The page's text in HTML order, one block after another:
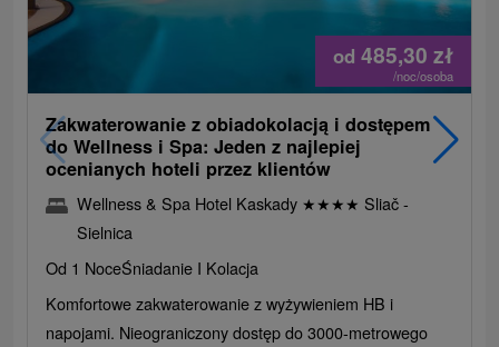
od 485,30 zł
/noc/osoba
Zakwaterowanie z obiadokolacją i dostępem
do Wellness i Spa: Jeden z najlepiej
ocenianych hoteli przez klientów
Wellness & Spa Hotel Kaskady ★★★★ Sliač -
Sielnica
Od 1 NoceŚniadanie I Kolacja
Komfortowe zakwaterowanie z wyżywieniem HB i
napojami. Nieograniczony dostęp do 3000-metrowego